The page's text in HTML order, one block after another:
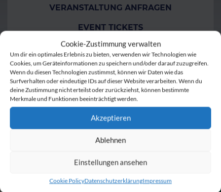
Cookie-Zustimmung verwalten
Um dir ein optimales Erlebnis zu bieten, verwenden wir Technologien wie
Cookies, um Geräteinformationen zu speichern und/oder darauf zuzugreifen.
Wenn du diesen Technologien zustimmst, können wir Daten wie das
Surfverhalten oder eindeutige IDs auf dieser Website verarbeiten. Wenn du
deine Zustimmung nicht erteilst oder zurückziehst, können bestimmte
Merkmale und Funktionen beeinträchtigt werden.
Akzeptieren
Ablehnen
Einstellungen ansehen
Cookie PolicyDatenschutzerklärungImpressum
VERANSTALTUNG ANFRAGEN
EVENT TICKETS
TISCHRESERVIERUNG
GUTSCHEINE